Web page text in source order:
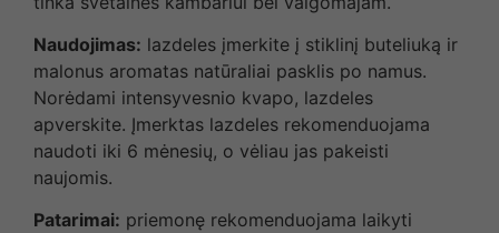
Naudojimas: lazdeles įmerkite į stiklinį buteliuką ir
malonus aromatas natūraliai pasklis po namus.
Norėdami intensyvesnio kvapo, lazdeles
apverskite. Įmerktas lazdeles rekomenduojama
naudoti iki 6 mėnesių, o vėliau jas pakeisti
naujomis.
Patarimai: priemonę rekomenduojama laikyti